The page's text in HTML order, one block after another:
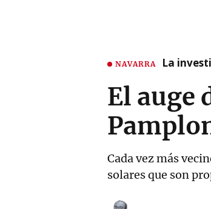
NAVARRA La
El auge
Cada vez más
solares que son